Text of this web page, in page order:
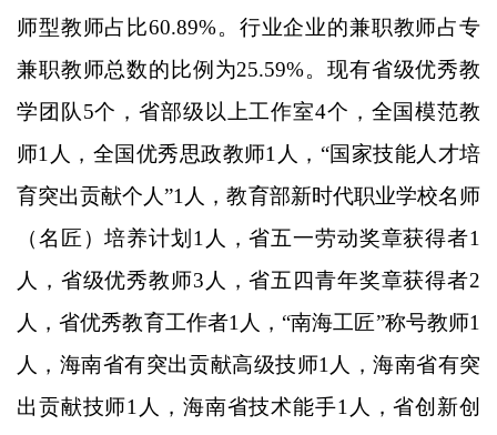
师型教师占比60.89%。行业企业的兼职教师占专
兼职教师总数的比例为25.59%。现有省级优秀教
学团队5个，省部级以上工作室4个，全国模范教
师1人，全国优秀思政教师1人，“国家技能人才培
育突出贡献个人”1人，教育部新时代职业学校名师
（名匠）培养计划1人，省五一劳动奖章获得者1
人，省级优秀教师3人，省五四青年奖章获得者2
人，省优秀教育工作者1人，“南海工匠”称号教师1
人，海南省有突出贡献高级技师1人，海南省有突
出贡献技师1人，海南省技术能手1人，省创新创